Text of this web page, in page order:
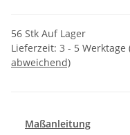
56 Stk Auf Lager
Lieferzeit: 3 - 5 Werktage
abweichend)
Maßanleitung